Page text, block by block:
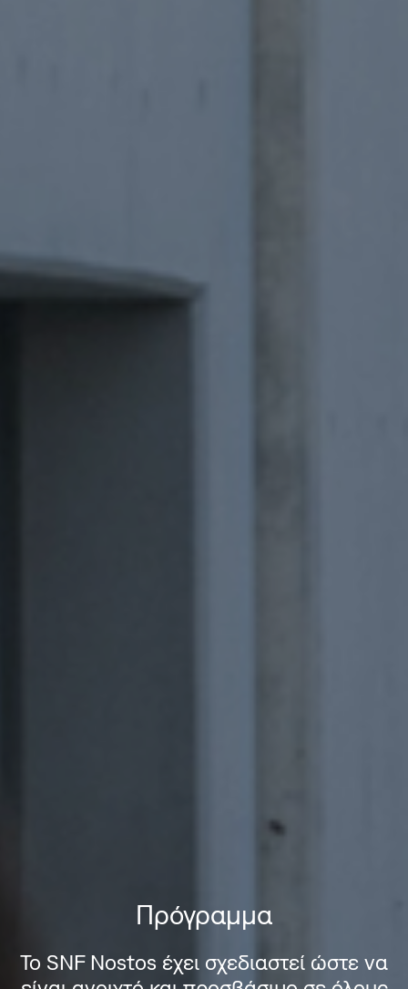
Πρόγραμμα
Το SNF Nostos έχει σχεδιαστεί ώστε να